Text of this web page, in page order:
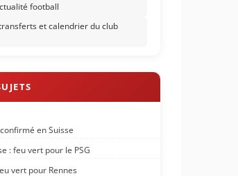
football
et calendrier du club
en Suisse
: feu vert pour le PSG
vert pour Rennes